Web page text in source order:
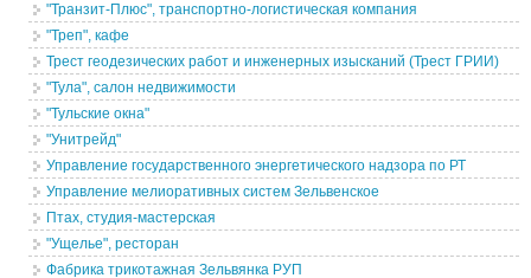
"Транзит-Плюс", транспортно-логистическая компания
"Треп", кафе
Трест геодезических работ и инженерных изысканий (Трест ГРИИ)
"Тула", салон недвижимости
"Тульские окна"
"Унитрейд"
Управление государственного энергетического надзора по РТ
Управление мелиоративных систем Зельвенское
Птах, студия-мастерская
"Ущелье", ресторан
Фабрика трикотажная Зельвянка РУП